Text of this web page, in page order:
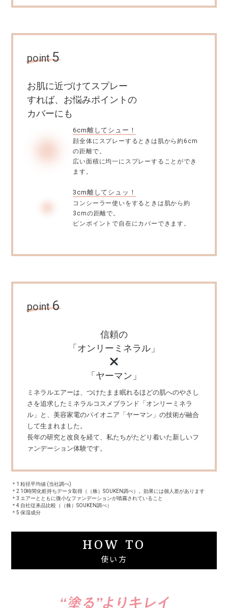
point5
お肌に近づけてスプレー
すれば、お悩みポイントの
カバーにも
6cm離してシュー！
顔全体にスプレーするときは肌から約6cm
の距離で。
広い面積に均一にスプレーすることができ
ます。
3cm離してシュッ！
コンシーラー使いをするときは肌から約
3cmの距離で。
ピンポイントで自在にカバーできます。
point6
信頼の
「オンリーミネラル」
「ヤーマン」
ミネラルエアーは、つけたまま眠れるほどの肌へのやさし
さを追求したミネラルコスメブランド「オンリーミネラ
ル」と、美容家電のパイオニア「ヤーマン」の技術が融合
して生まれました。
長年の研究と改良を経て、私たちがたどり着いた新しいフ
ァンデーション体験です。
＊1 粒径平均値 (当社調べ)
＊2 10時間化粧持ちデータ取得（（株）SOUKEN調べ）。効果には個人差があります
＊3 エアーとともに微小なファンデーションが噴霧されていること
＊4 自社従来品比較（（株）SOUKEN調べ）
＊5 保湿成分
HOW TO
使い方